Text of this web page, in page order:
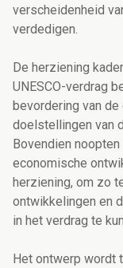
verscheidenheid
verdedigen.
De herziening
UNESCO-verdrag
bevordering van
doelstellingen van
Bovendien
economische
herziening, om zo
ontwikkelingen en
in het verdrag te
Het ontwerp wordt